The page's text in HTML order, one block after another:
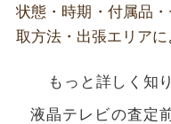
状態・時期・付属品
取方法・出張エリアに
もっと詳しく知
液晶テレビの査定